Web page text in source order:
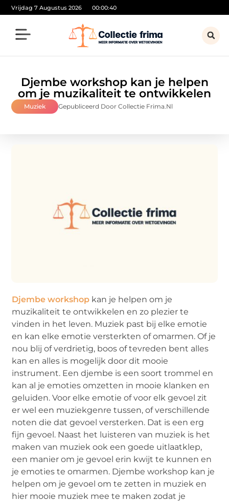
Vrijdag 7 Augustus 2026 00:00:41
Djembe workshop kan je helpen
om je muzikaliteit te ontwikkelen
Muziek Gepubliceerd Door Collectie Frima.nl
Djembe workshop kan je helpen om je
muzikaliteit te ontwikkelen en zo plezier te
vinden in het leven. Muziek past bij elke emotie
en kan elke emotie versterkten of omarmen. Of je
nou blij of verdrietig, boos of tevreden bent alles
kan en alles is mogelijk door dit mooie
instrument. Een djembe is een soort trommel en
kan al je emoties omzetten in mooie klanken en
geluiden. Voor elke emotie of voor elk gevoel zit
er wel een muziekgenre tussen, of verschillende
noten die dat gevoel versterken. Dat is een erg
fijn gevoel. Naast het luisteren van muziek is het
maken van muziek ook een goede uitlaatklep,
een manier om je gevoel erin kwijt te kunnen en
je emoties te omarmen. Djembe workshop kan je
helpen om je gevoel om te zetten in muziek en
hier mooie muziek mee te maken zodat je